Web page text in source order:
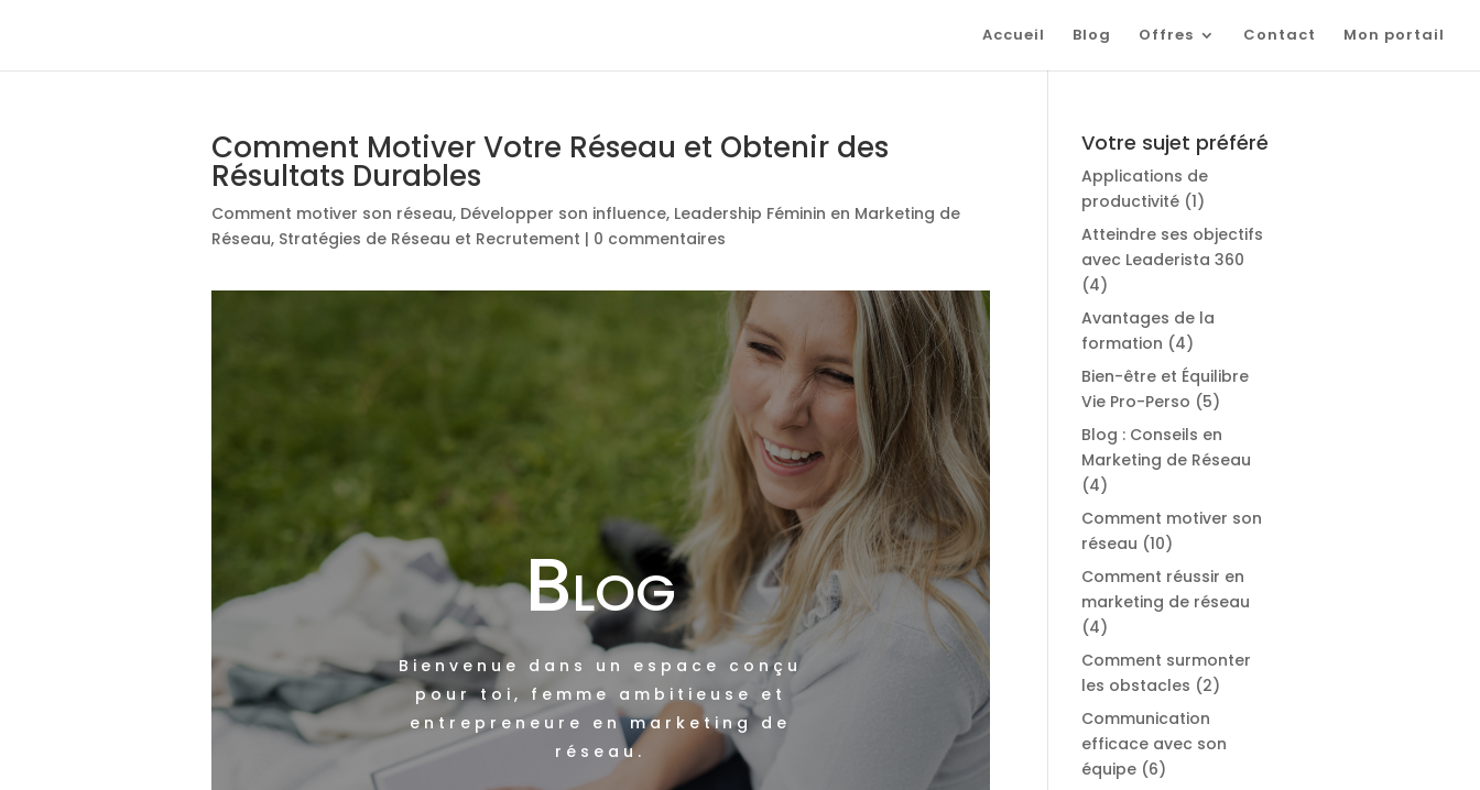
Accueil Blog Offres Contact Mon portail
Comment Motiver Votre Réseau et Obtenir des
Résultats Durables
Comment motiver son réseau, Développer son influence, Leadership Féminin en Marketing de
Réseau, Stratégies de Réseau et Recrutement | 0 commentaires
Blog
Bienvenue dans un espace conçu
pour toi, femme ambitieuse et
entrepreneure en marketing de
réseau.
Votre sujet préféré
Applications de
productivité(1)
Atteindre ses objectifs
avec Leaderista 360
(4)
Avantages de la
formation (4)
Bien-être et Équilibre
Vie Pro-Perso (5)
Blog : Conseils en
Marketing de Réseau
(4)
Comment motiver son
réseau (10)
Comment réussir en
marketing de réseau
(4)
Comment surmonter
les obstacles (2)
Communication
efficace avec son
équipe(6)